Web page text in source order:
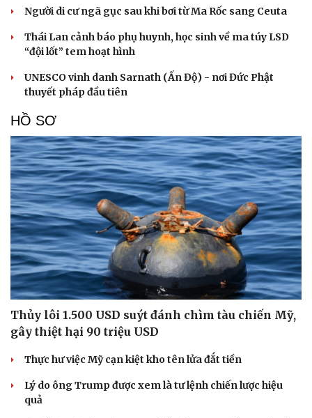
Cải chính
Người di cư ngã gục sau khi bơi từ Ma Rốc sang Ceuta
Thái Lan cảnh báo phụ huynh, học sinh về ma túy LSD
“đội lốt” tem hoạt hình
UNESCO vinh danh Sarnath (Ấn Độ) - nơi Đức Phật
thuyết pháp đầu tiên
HỒ SƠ
Thủy lôi 1.500 USD suýt đánh chìm tàu chiến Mỹ,
gây thiệt hại 90 triệu USD
Thực hư việc Mỹ cạn kiệt kho tên lửa đắt tiền
Lý do ông Trump được xem là tư lệnh chiến lược hiệu
quả